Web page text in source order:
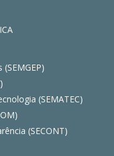
(SEMATEC)
(SECONT)